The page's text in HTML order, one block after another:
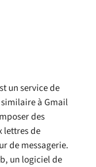
un service de
à Gmail
des
lettres de
de messagerie.
un logiciel de